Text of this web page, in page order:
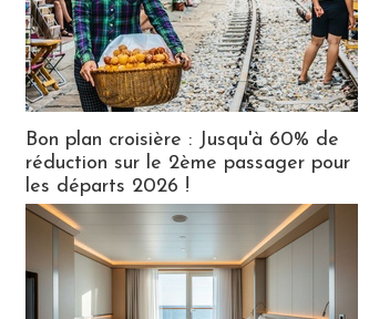
Bon plan croisière : Jusqu'à 60% de
réduction sur le 2ème passager pour
les départs 2026 !